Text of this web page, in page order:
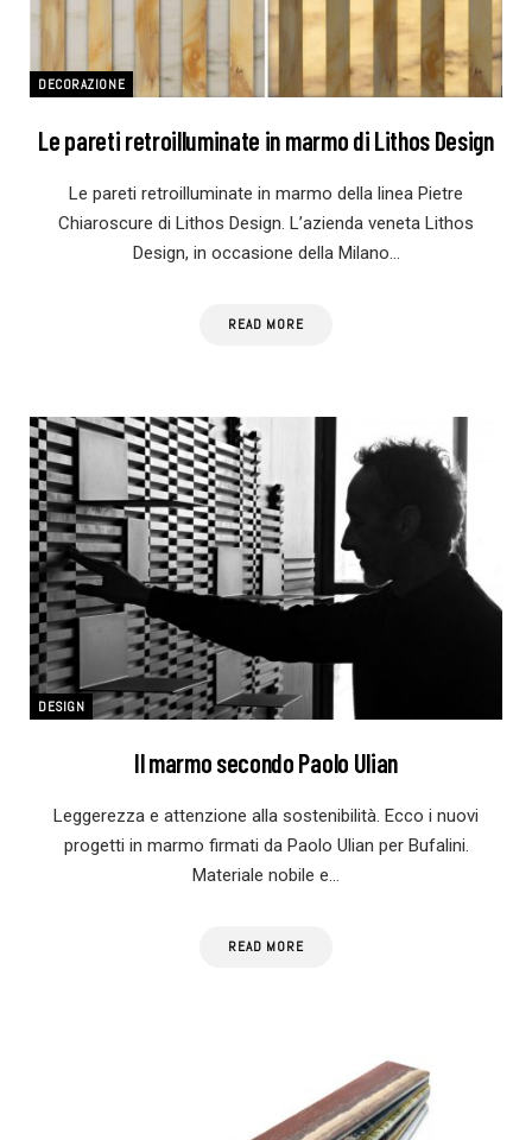
DECORAZIONE
Le pareti retroilluminate in marmo di Lithos Design
Le pareti retroilluminate in marmo della linea Pietre
Chiaroscure di Lithos Design. L’azienda veneta Lithos
Design, in occasione della Milano…
READ MORE
DESIGN
Il marmo secondo Paolo Ulian
Leggerezza e attenzione alla sostenibilità. Ecco i nuovi
progetti in marmo firmati da Paolo Ulian per Bufalini.
Materiale nobile e…
READ MORE